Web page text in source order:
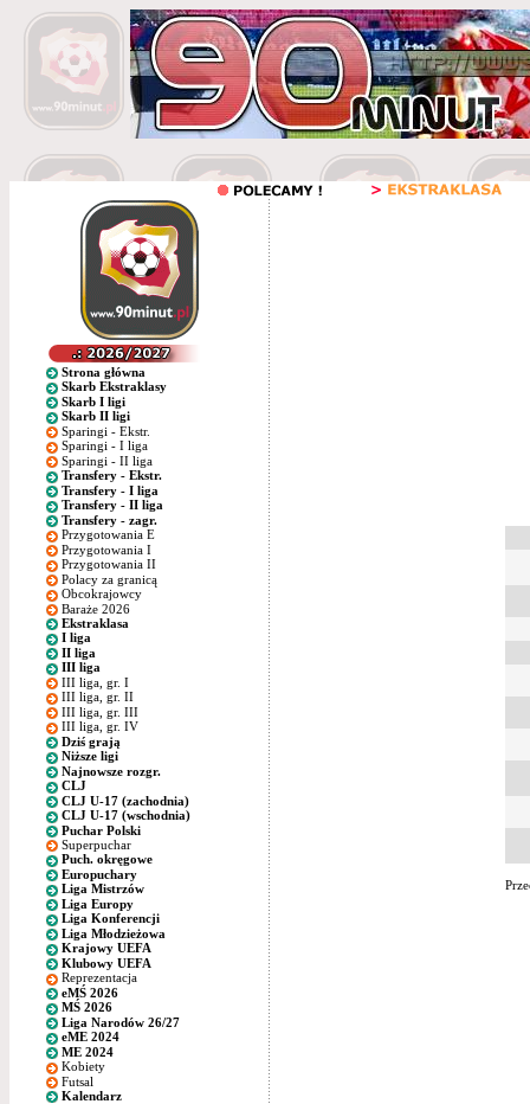
Strona główna
Skarb Ekstraklasy
Skarb I ligi
Skarb II ligi
Sparingi - Ekstr.
Sparingi - I liga
Sparingi - II liga
Transfery - Ekstr.
Transfery - I liga
Transfery - II liga
Transfery - zagr.
Przygotowania E
Przygotowania I
Przygotowania II
Polacy za granicą
Obcokrajowcy
Baraże 2026
Ekstraklasa
I liga
II liga
III liga
III liga, gr. I
III liga, gr. II
III liga, gr. III
III liga, gr. IV
Dziś grają
Niższe ligi
Najnowsze rozgr.
CLJ
CLJ U-17 (zachodnia)
CLJ U-17 (wschodnia)
Puchar Polski
Superpuchar
Puch. okręgowe
Europuchary
Liga Mistrzów
Liga Europy
Liga Konferencji
Liga Młodzieżowa
Krajowy UEFA
Klubowy UEFA
Reprezentacja
eMŚ 2026
MŚ 2026
Liga Narodów 26/27
eME 2024
ME 2024
Kobiety
Futsal
Kalendarz